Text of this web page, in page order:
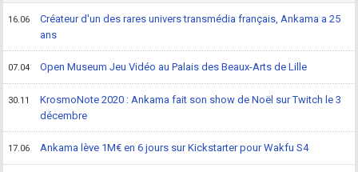
16.06
Créateur d'un des rares univers transmédia français, Ankama a 25
ans
07.04 Open Museum Jeu Vidéo au Palais des Beaux-Arts de Lille
30.11
KrosmoNote 2020 : Ankama fait son show de Noël sur Twitch le 3
décembre
17.06 Ankama lève 1M€ en 6 jours sur Kickstarter pour Wakfu S4